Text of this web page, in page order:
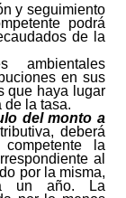
y seguimiento
podrá
de la
ambientales
en sus
que haya lugar
de la tasa.
del monto a
deberá
la
al
por la misma,
un año. La